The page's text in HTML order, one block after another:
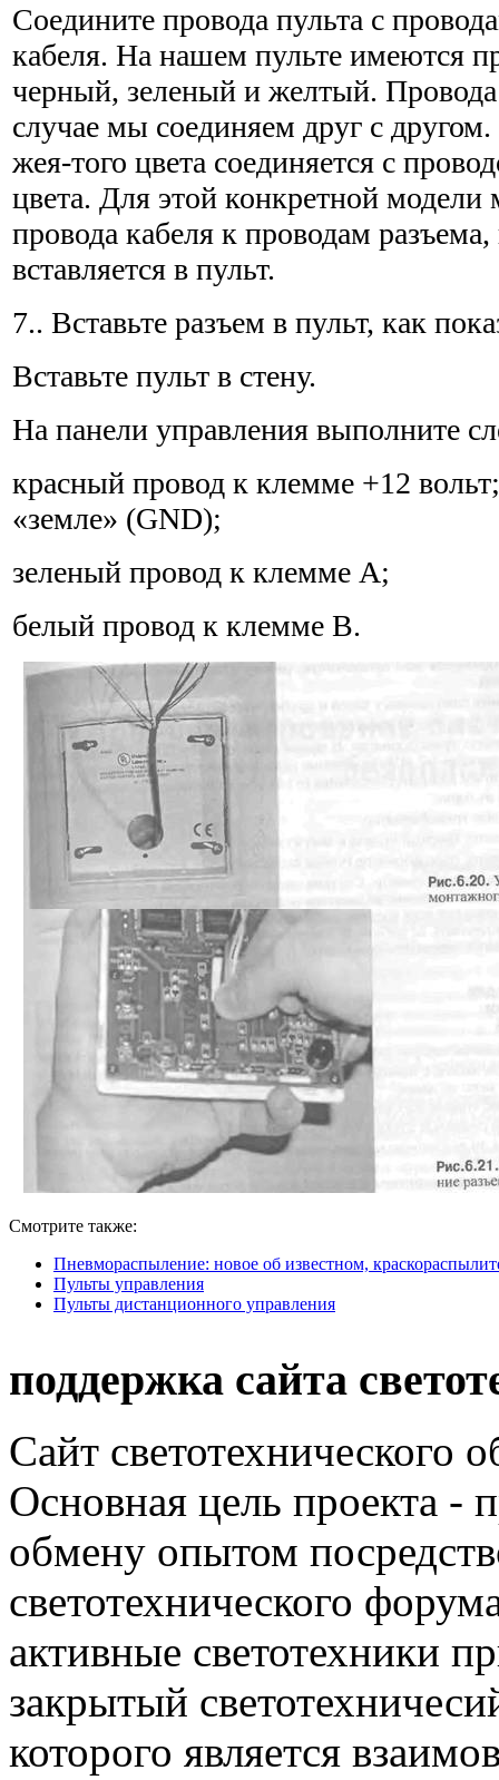
Соедините провода пульта с
кабеля. На нашем пульте имеются
черный, зеленый и желтый. Провода
случае мы соединяем друг с
жея-того цвета соединяется с
цвета. Для этой конкретной
провода кабеля к проводам
вставляется в пульт.
7.. Вставьте разъем в пульт, как
Вставьте пульт в стену.
На панели управления выполните
красный провод к клемме +12
«земле» (GND);
зеленый провод к клемме А;
белый провод к клемме В.
Смотрите также:
Пневмораспыление: новое об известном,
Пульты управления
Пульты дистанционного управления
поддержка сайта
Сайт светотехнического
Основная цель проекта -
обмену опытом
светотехнического
активные светотехники
закрытый
которого является